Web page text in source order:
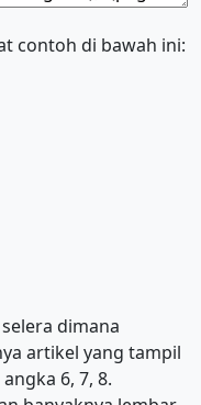
contoh di bawah ini:
dimana
artikel yang tampil
6, 7, 8.